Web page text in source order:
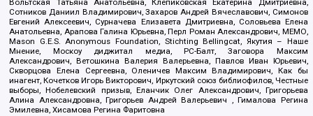
Вольтская Татьяна Анатольевна, Клепиковская Екатерина Дмитриевна,
Сотников Даниил Владимирович, Захаров Андрей Вячеславович, Симонов
Евгений Алексеевич, Сурначева Елизавета Дмитриевна, Соловьева Елена
Анатольевна, Арапова Галина Юрьевна, Перл Роман Александрович, МЕМО,
Mason G.E.S. Anonymous Foundation, Stichting Bellingcat, Якутия – Наше
Мнение, Москоу диджитал медиа, РС-Балт, Заговора Максим
Александрович, Ветошкина Валерия Валерьевна, Павлов Иван Юрьевич,
Скворцова Елена Сергеевна, Оленичев Максим Владимирович, Как бы
инагент, Кочетков Игорь Викторович, Иркутский союз библиофилов, Честные
выборы, Нобелевский призыв, Еланчик Олег Александрович, Григорьева
Алина Александровна, Григорьев Андрей Валерьевич , Гималова Регина
Эмилевна, Хисамова Регина Фаритовна